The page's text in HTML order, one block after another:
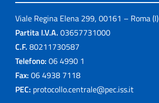
Viale Regina Elena 299, 00161 – Roma (I)
Partita I.V.A. 03657731000
C.F. 80211730587
Telefono: 06 4990 1
Fax: 06 4938 7118
PEC: protocollo.centrale@pec.iss.it